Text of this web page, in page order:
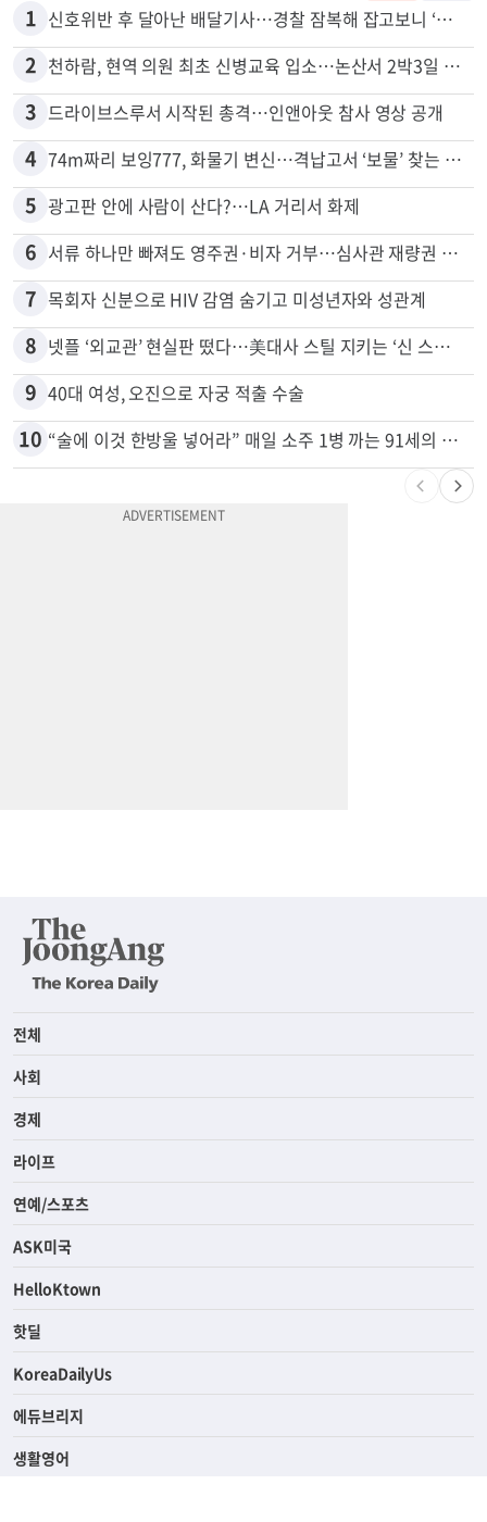
많이 본 뉴스
1 신호위반 후 달아난 배달기사…경찰 잠복해 잡고보니 ‘반전’
2
3 드라이브스루서 시작된 총격…인앤아웃 참사 영상 공개
4
5 광고판 안에 사람이 산다?…LA 거리서 화제
6
7 목회자 신분으로 HIV 감염 숨기고 미성년자와 성관계
8
9 40대 여성, 오진으로 자궁 적출 수술
“술에 이것 한방울 넣어라” 매일 소주 1병 까는 91세의 철칙
전체
사회
경제
라이프
연예/스포츠
ASK미국
HelloKtown
핫딜
KoreaDailyUs
에듀브리지